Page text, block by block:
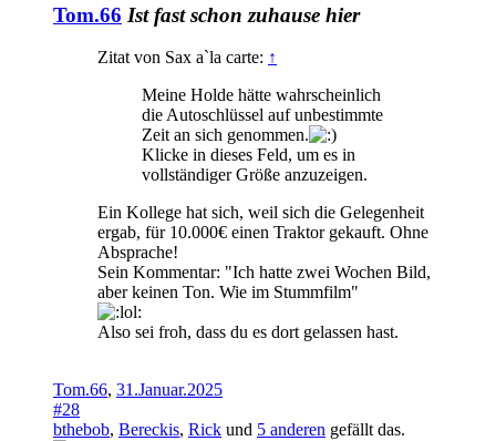
Tom.66 Ist fast schon zuhause hier
Zitat von Sax a`la carte: ↑
Meine Holde hätte wahrscheinlich
die Autoschlüssel auf unbestimmte
Zeit an sich genommen.
Klicke in dieses Feld, um es in
vollständiger Größe anzuzeigen.
Ein Kollege hat sich, weil sich die Gelegenheit
ergab, für 10.000€ einen Traktor gekauft. Ohne
Absprache!
Sein Kommentar: "Ich hatte zwei Wochen Bild,
aber keinen Ton. Wie im Stummfilm"
Also sei froh, dass du es dort gelassen hast.
Tom.66, 31.Januar.2025
#28
bthebob, Bereckis, Rick und 5 anderen gefällt das.